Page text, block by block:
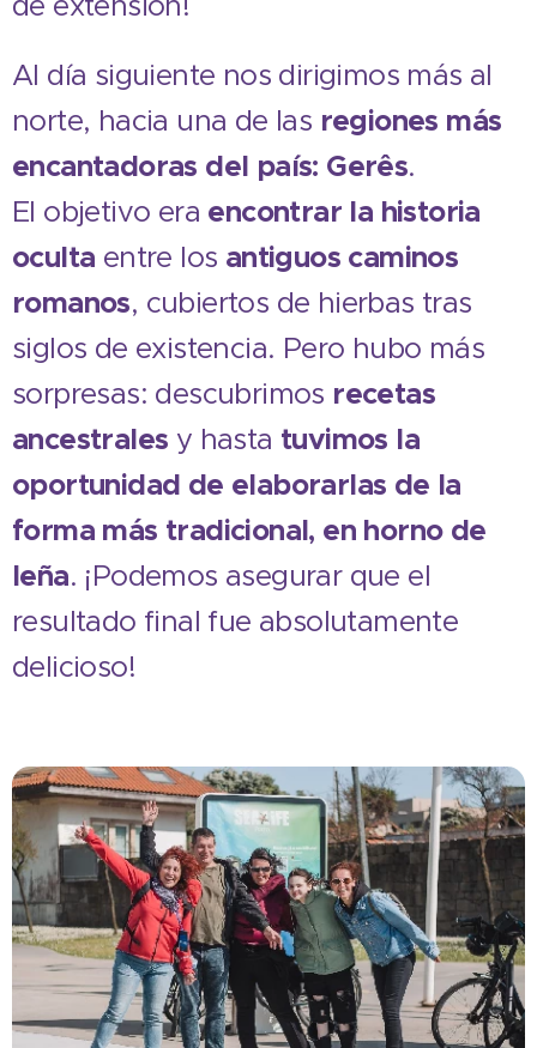
Al día siguiente nos dirigimos más al
norte, hacia una de las regiones más
encantadoras del país: Gerês.
El objetivo era encontrar la historia
oculta entre los antiguos caminos
romanos, cubiertos de hierbas tras
siglos de existencia. Pero hubo más
sorpresas: descubrimos recetas
ancestrales y hasta tuvimos la
oportunidad de elaborarlas de la
forma más tradicional, en horno de
leña. ¡Podemos asegurar que el
resultado final fue absolutamente
delicioso!